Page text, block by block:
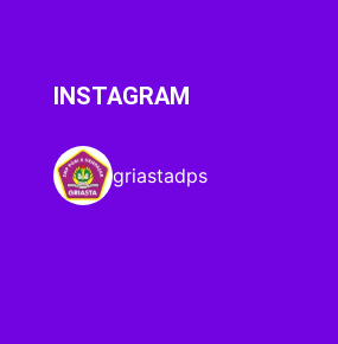
INSTAGRAM
griastadps